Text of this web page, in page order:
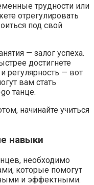
трудности или
отрегулировать
под свой
— залог успеха.
достигнете
регулярность — вот
вам стать
танце.
начинайте учиться
навыки
необходимо
которые помогут
и эффектными.